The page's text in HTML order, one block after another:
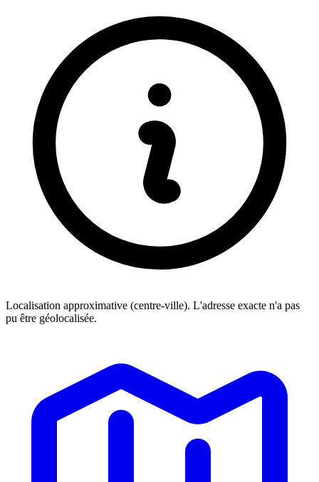
Localisation approximative (centre-ville). L'adresse exacte n'a pas
pu être géolocalisée.